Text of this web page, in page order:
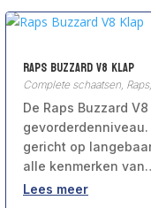
Raps Buzzard V8 Klap
Complete schaatsen, Raps,
De Raps Buzzard
gevorderdenniveau.
gericht op
alle kenmerken
Lees meer